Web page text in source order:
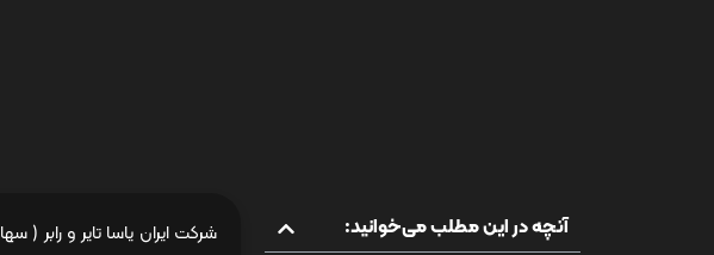
آنچه در این مطلب می‌خوانید: